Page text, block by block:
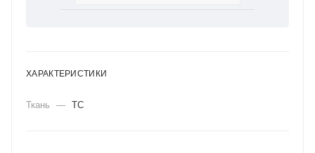
ХАРАКТЕРИСТИКИ
Ткань — ТС